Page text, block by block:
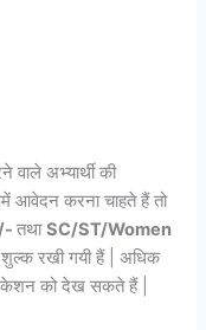
अभ्यार्थी की
आवेदन करना चाहते हैं तो
तथाSC/ST/Women
रखी गयी हैं | अधिक
को देख सकते हैं |